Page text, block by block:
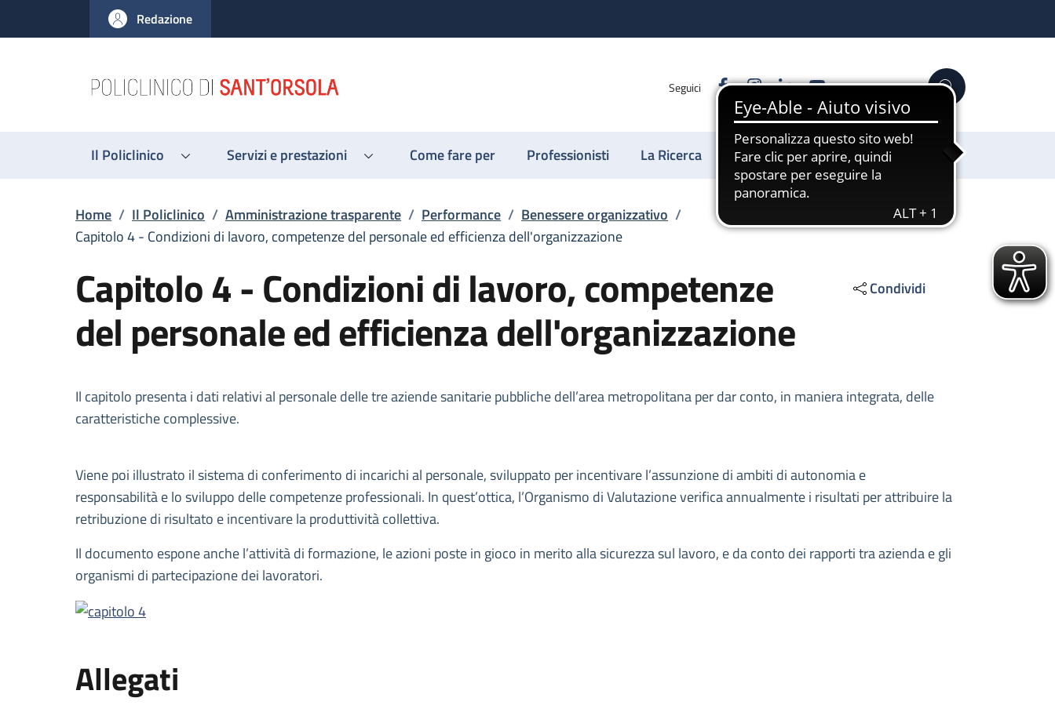
al contenuto principale
to footer content
Redazione
Seguici FacebookInstagram
LinkedinYouTube Cerca
Il Policlinico Servizi e prestazioni Come fare per Professionisti La Ricerca Sostienici
Briciole di pane
Home / Il Policlinico / Amministrazione trasparente / Performance / Benessere organizzativo /
Capitolo 4 - Condizioni di lavoro, competenze del personale ed efficienza dell'organizzazione
Capitolo 4 - Condizioni di lavoro, competenze
del personale ed efficienza dell'organizzazione
Condividi
Descrizione
Il capitolo presenta i dati relativi al personale delle tre aziende sanitarie pubbliche dell’area metropolitana per dar conto, in maniera integrata, delle
caratteristiche complessive.
Viene poi illustrato il sistema di conferimento di incarichi al personale, sviluppato per incentivare l’assunzione di ambiti di autonomia e
responsabilità e lo sviluppo delle competenze professionali. In quest’ottica, l’Organismo di Valutazione verifica annualmente i risultati per attribuire la
retribuzione di risultato e incentivare la produttività collettiva.
Il documento espone anche l’attività di formazione, le azioni poste in gioco in merito alla sicurezza sul lavoro, e da conto dei rapporti tra azienda e gli
organismi di partecipazione dei lavoratori.
Allegati